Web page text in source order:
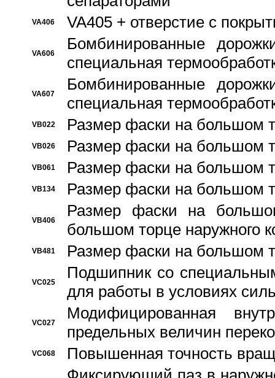
VA406 VA405 + отверстие с
VA606
Бомбинированные
специальная
VA607
Бомбинированные
специальная
VB022 Размер фаски на большом
VB026 Размер фаски на большом
VB061 Размер фаски на большом
VB134 Размер фаски на большом
VB406
Размер фаски на
большом торце наружного
VB481 Размер фаски на большом
VC025
Подшипник со
для работы в условиях
VC027
Модифицированная
предельных величин
VC068 Повышенная точность